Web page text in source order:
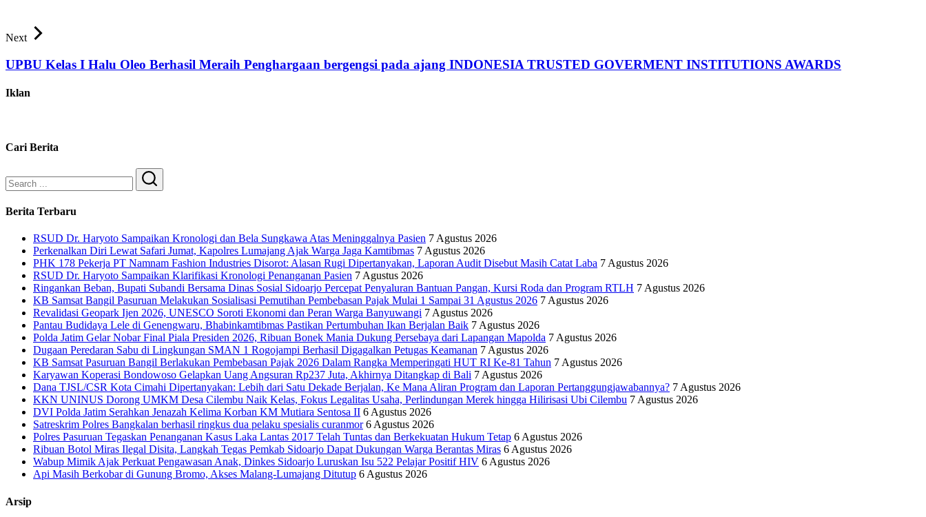
Next
UPBU Kelas I Halu Oleo Berhasil Meraih Penghargaan bergengsi pada ajang INDONESIA TRUSTED GOVERMENT INSTITUTIONS AWARDS
Iklan
Cari Berita
Search
Berita Terbaru
RSUD Dr. Haryoto Sampaikan Kronologi dan Bela Sungkawa Atas Meninggalnya Pasien 7 Agustus 2026
Perkenalkan Diri Lewat Safari Jumat, Kapolres Lumajang Ajak Warga Jaga Kamtibmas 7 Agustus 2026
PHK 178 Pekerja PT Namnam Fashion Industries Disorot: Alasan Rugi Dipertanyakan, Laporan Audit Disebut Masih Catat Laba 7 Agustus 2026
RSUD Dr. Haryoto Sampaikan Klarifikasi Kronologi Penanganan Pasien 7 Agustus 2026
Ringankan Beban, Bupati Subandi Bersama Dinas Sosial Sidoarjo Percepat Penyaluran Bantuan Pangan, Kursi Roda dan Program RTLH 7 Agustus 2026
KB Samsat Bangil Pasuruan Melakukan Sosialisasi Pemutihan Pembebasan Pajak Mulai 1 Sampai 31 Agustus 2026 7 Agustus 2026
Revalidasi Geopark Ijen 2026, UNESCO Soroti Ekonomi dan Peran Warga Banyuwangi 7 Agustus 2026
Pantau Budidaya Lele di Genengwaru, Bhabinkamtibmas Pastikan Pertumbuhan Ikan Berjalan Baik 7 Agustus 2026
Polda Jatim Gelar Nobar Final Piala Presiden 2026, Ribuan Bonek Mania Dukung Persebaya dari Lapangan Mapolda 7 Agustus 2026
Dugaan Peredaran Sabu di Lingkungan SMAN 1 Rogojampi Berhasil Digagalkan Petugas Keamanan 7 Agustus 2026
KB Samsat Pasuruan Bangil Berlakukan Pembebasan Pajak 2026 Dalam Rangka Memperingati HUT RI Ke-81 Tahun 7 Agustus 2026
Karyawan Koperasi Bondowoso Gelapkan Uang Angsuran Rp237 Juta, Akhirnya Ditangkap di Bali 7 Agustus 2026
Dana TJSL/CSR Kota Cimahi Dipertanyakan: Lebih dari Satu Dekade Berjalan, Ke Mana Aliran Program dan Laporan Pertanggungjawabannya? 7 Agustus 2026
KKN UNINUS Dorong UMKM Desa Cilembu Naik Kelas, Fokus Legalitas Usaha, Perlindungan Merek hingga Hilirisasi Ubi Cilembu 7 Agustus 2026
DVI Polda Jatim Serahkan Jenazah Kelima Korban KM Mutiara Sentosa II 6 Agustus 2026
Satreskrim Polres Bangkalan berhasil ringkus dua pelaku spesialis curanmor 6 Agustus 2026
Polres Pasuruan Tegaskan Penanganan Kasus Laka Lantas 2017 Telah Tuntas dan Berkekuatan Hukum Tetap 6 Agustus 2026
Ribuan Botol Miras Ilegal Disita, Langkah Tegas Pemkab Sidoarjo Dapat Dukungan Warga Berantas Miras 6 Agustus 2026
Wabup Mimik Ajak Perkuat Pengawasan Anak, Dinkes Sidoarjo Luruskan Isu 522 Pelajar Positif HIV 6 Agustus 2026
Api Masih Berkobar di Gunung Bromo, Akses Malang-Lumajang Ditutup 6 Agustus 2026
Arsip